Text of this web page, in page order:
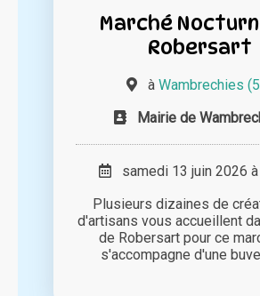
Marché
Robersart
à Wambrechies
Mairie de
samedi 13 juin 2026 à
Plusieurs dizaines de
d'artisans vous accueillent
de Robersart pour ce
s'accompagne d'une